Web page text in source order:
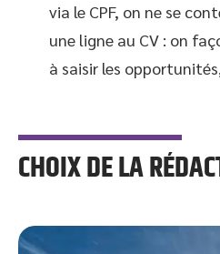
via le CPF, on ne se
une ligne au CV : on
à saisir les
CHOIX DE LA